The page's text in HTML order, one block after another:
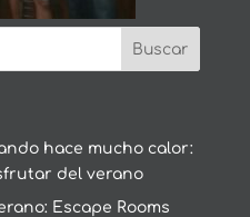
hace mucho calor:
del verano
Escape Rooms